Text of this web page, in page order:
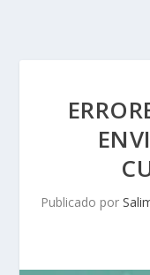
Publicado por